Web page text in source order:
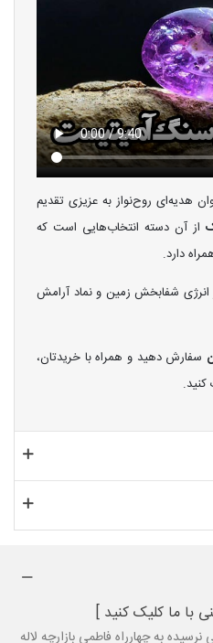
هدیه‌ای روح‌نواز به عزیزی تقدیم
از آن دسته انتخاب‌هایی است که
دارد.
شفابخش زمین و نماد آرامش
سفارش دهید و همراه با خریدتان،
با ما کلیک کنید ]
نرسیده به چهارراه فاطمی بازارچه لاله